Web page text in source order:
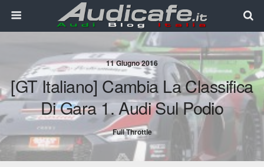
11 Giugno 2016
[GT Italiano] Cambia La Classifica
Di Gara 1. Audi Sul Podio
Full Throttle